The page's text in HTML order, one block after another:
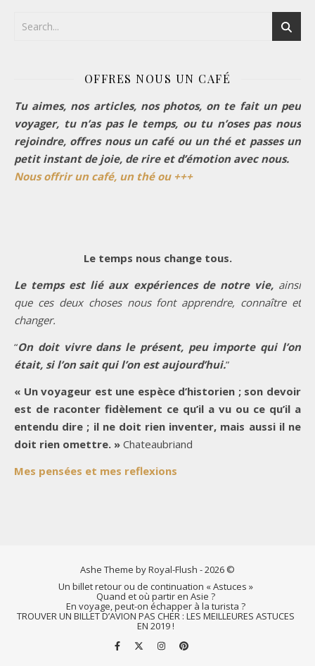
OFFRES NOUS UN CAFÉ
Tu aimes, nos articles, nos photos, on te fait un peu
voyager, tu n’as pas le temps, ou tu n’oses pas nous
rejoindre, offres nous un café ou un thé et passes un
petit instant de joie, de rire et d’émotion avec nous.
Nous offrir un café, un thé ou +++
Le temps nous change tous.
Le temps est lié aux expériences de notre vie, ainsi
que ces deux choses nous font apprendre, connaître et
changer.
“On doit vivre dans le présent, peu importe qui l’on
était, si l’on sait qui l’on est aujourd’hui.”
« Un voyageur est une espèce d’historien ; son devoir
est de raconter fidèlement ce qu’il a vu ou ce qu’il a
entendu dire ; il ne doit rien inventer, mais aussi il ne
doit rien omettre. » Chateaubriand
Mes pensées et mes reflexions
Ashe Theme by Royal-Flush - 2026 ©
Un billet retour ou de continuation « Astuces »
Quand et où partir en Asie ?
En voyage, peut-on échapper à la turista ?
TROUVER UN BILLET D’AVION PAS CHER : LES MEILLEURES ASTUCES
EN 2019 !